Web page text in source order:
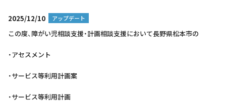
2025/12/10 アップデート
この度、障がい児相談支援・計画相談支援において長野県松本市の
・アセスメント
・サービス等利用計画案
・サービス等利用計画